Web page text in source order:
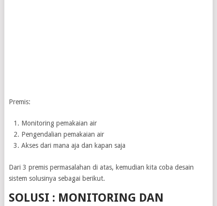
Premis:
Monitoring pemakaian air
Pengendalian pemakaian air
Akses dari mana aja dan kapan saja
Dari 3 premis permasalahan di atas, kemudian kita coba desain
sistem solusinya sebagai berikut.
SOLUSI : MONITORING DAN